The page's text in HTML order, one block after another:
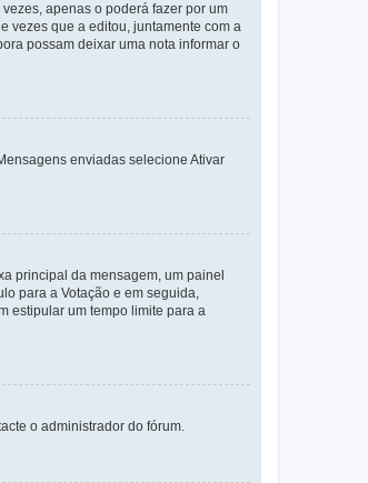
apenas o poderá fazer por um
vezes que a editou, juntamente com a
possam deixar uma nota informar o
enviadas selecione Ativar
principal da mensagem, um painel
para a Votação e em seguida,
estipular um tempo limite para a
o administrador do fórum.